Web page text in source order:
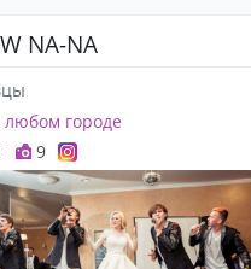
NA-NA
любом городе
9